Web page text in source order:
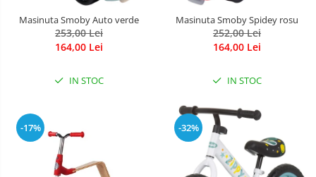
Masinuta Smoby Auto verde
253,00 Lei
164,00 Lei
IN STOC
Masinuta Smoby Spidey rosu
252,00 Lei
164,00 Lei
IN STOC
-17% -32%